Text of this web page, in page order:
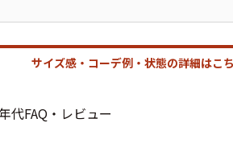
Search
サイズ感・コーデ例・状態の詳細はこ
代FAQ・レビュー